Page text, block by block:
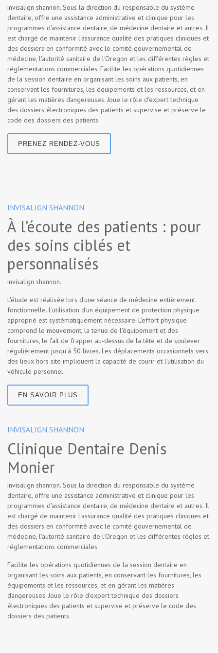
invisalign shannon. Sous la direction du responsable du système
dentaire, offre une assistance administrative et clinique pour les
programmes d'assistance dentaire, de médecine dentaire et autres. Il
est chargé de maintenir l'assurance qualité des pratiques cliniques et
des dossiers en conformité avec le comité gouvernemental de
médecine, l'autorité sanitaire de l'Oregon et les différentes règles et
réglementations commerciales. Facilite les opérations quotidiennes
de la session dentaire en organisant les soins aux patients, en
conservant les fournitures, les équipements et les ressources, et en
gérant les matières dangereuses. Joue le rôle d'expert technique
des dossiers électroniques des patients et supervise et préserve le
code des dossiers des patients.
PRENEZ RENDEZ-VOUS
INVISALIGN SHANNON
À l’écoute des patients : pour
des soins ciblés et
personnalisés
invisalign shannon.
L'étude est réalisée lors d'une séance de médecine entièrement
fonctionnelle. L'utilisation d'un équipement de protection physique
approprié est systématiquement nécessaire. L'effort physique
comprend le mouvement, la tenue de l'équipement et des
fournitures, le fait de frapper au-dessus de la tête et de soulever
régulièrement jusqu'à 50 livres. Les déplacements occasionnels vers
des lieux hors site impliquent la capacité de courir et l'utilisation du
véhicule personnel.
EN SAVOIR PLUS
INVISALIGN SHANNON
Clinique Dentaire Denis
Monier
invisalign shannon. Sous la direction du responsable du système
dentaire, offre une assistance administrative et clinique pour les
programmes d'assistance dentaire, de médecine dentaire et autres. Il
est chargé de maintenir l'assurance qualité des pratiques cliniques et
des dossiers en conformité avec le comité gouvernemental de
médecine, l'autorité sanitaire de l'Oregon et les différentes règles et
réglementations commerciales.
Facilite les opérations quotidiennes de la session dentaire en
organisant les soins aux patients, en conservant les fournitures, les
équipements et les ressources, et en gérant les matières
dangereuses. Joue le rôle d'expert technique des dossiers
électroniques des patients et supervise et préserve le code des
dossiers des patients.